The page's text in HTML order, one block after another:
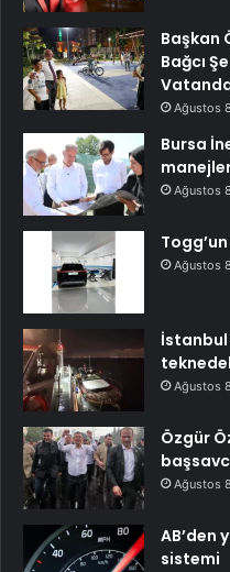
Başkan
Bağcı
Ağustos
Bursa
Ağustos
Ağustos
İstanbul
Ağustos
Özgür
Ağustos
AB’den
sistemi